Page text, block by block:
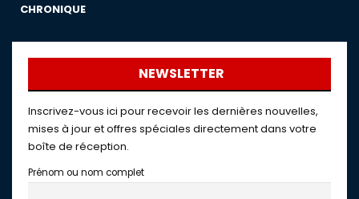
CHRONIQUE
NEWSLETTER
Inscrivez-vous ici pour recevoir les dernières nouvelles,
mises à jour et offres spéciales directement dans votre
boîte de réception.
Prénom ou nom complet